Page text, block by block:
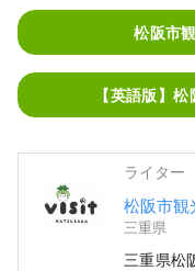
松阪市
【英語版】
ライター
松阪市観
三重県
三重県松